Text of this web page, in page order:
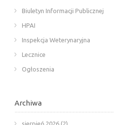
Biuletyn Informacji Publicznej
HPAI
Inspekcja Weterynaryjna
Lecznice
Ogłoszenia
Archiwa
sierpień 2026 (2)